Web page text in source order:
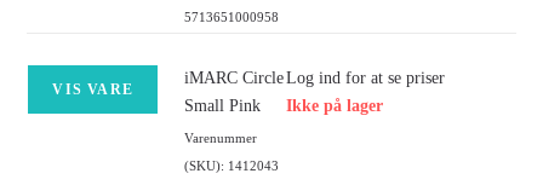
5713651000958
VIS VARE
iMARC Circle
Small Pink
Varenummer
(SKU): 1412043
Log ind for at se priser
Ikke på lager